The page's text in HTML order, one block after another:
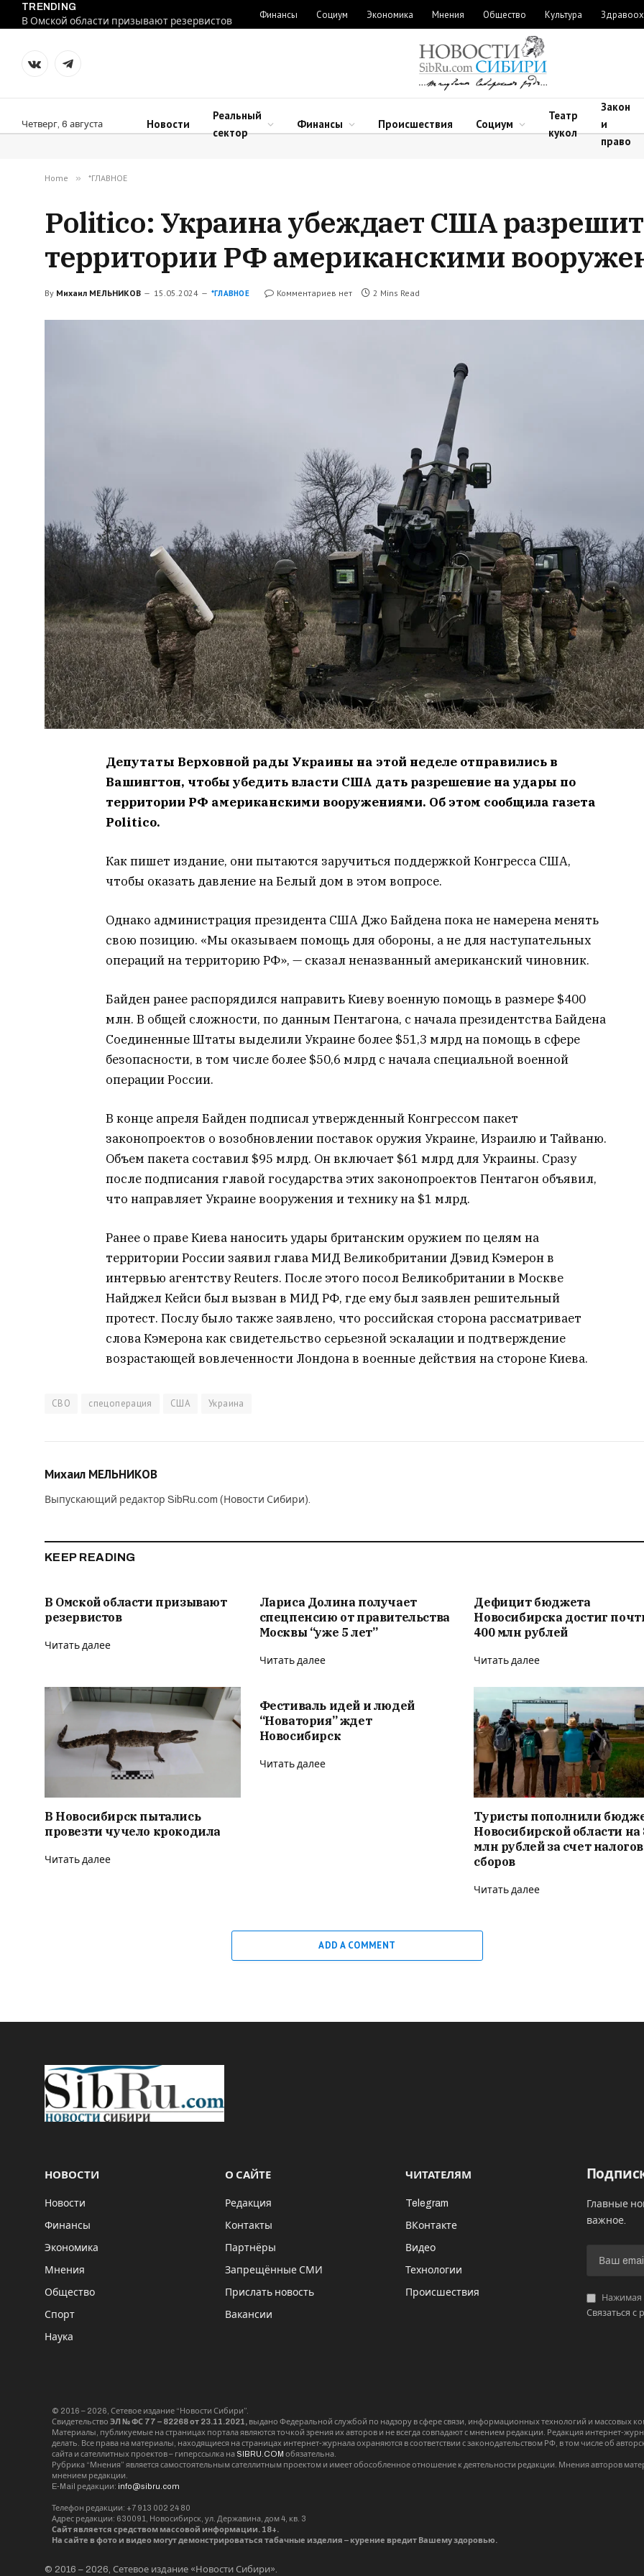
TRENDING
В Омской области призывают резервистов
Финансы Социум Экономика Мнения Общество Культура
VKontakteTelegram
Четверг, 6 августа Новости
Реальный
сектор
Финансы Происшествия Социум
Театр
кукол
Закон
и
право
Home » *ГЛАВНОЕ
Politico: Украина убеждает США
территории РФ американскими
By Михаил МЕЛЬНИКОВ 15.05.2024 *ГЛАВНОЕ Комментариев нет 2 Mins Read
Депутаты Верховной рады Украины на этой неделе отправились в
Вашингтон, чтобы убедить власти США дать разрешение на удары по
территории РФ американскими вооружениями. Об этом сообщила газета
Politico.
Как пишет издание, они пытаются заручиться поддержкой Конгресса США,
чтобы оказать давление на Белый дом в этом вопросе.
Однако администрация президента США Джо Байдена пока не намерена менять
свою позицию. «Мы оказываем помощь для обороны, а не для наступательных
операций на территорию РФ», — сказал неназванный американский чиновник.
Байден ранее распорядился направить Киеву военную помощь в размере $400
млн. В общей сложности, по данным Пентагона, с начала президентства Байдена
Соединенные Штаты выделили Украине более $51,3 млрд на помощь в сфере
безопасности, в том числе более $50,6 млрд с начала специальной военной
операции России.
В конце апреля Байден подписал утвержденный Конгрессом пакет
законопроектов о возобновлении поставок оружия Украине, Израилю и Тайваню.
Объем пакета составил $95 млрд. Он включает $61 млрд для Украины. Сразу
после подписания главой государства этих законопроектов Пентагон объявил,
что направляет Украине вооружения и технику на $1 млрд.
Ранее о праве Киева наносить удары британским оружием по целям на
территории России заявил глава МИД Великобритании Дэвид Кэмерон в
интервью агентству Reuters. После этого посол Великобритании в Москве
Найджел Кейси был вызван в МИД РФ, где ему был заявлен решительный
протест. Послу было также заявлено, что российская сторона рассматривает
слова Кэмерона как свидетельство серьезной эскалации и подтверждение
возрастающей вовлеченности Лондона в военные действия на стороне Киева.
СВО спецоперация США Украина
Михаил МЕЛЬНИКОВ
Выпускающий редактор SibRu.com (Новости Сибири).
KEEP READING
В Омской области призывают
резервистов
Читать далее
Лариса Долина получает
спецпенсию от правительства
Москвы “уже 5 лет”
Читать далее
Дефицит бюджета
Новосибирска достиг
400 млн рублей
Читать далее
В Новосибирск пытались
провезти чучело крокодила
Читать далее
Фестиваль идей и людей
“Новатория” ждет
Новосибирск
Читать далее
Туристы пополнили
Новосибирской области на
млн рублей за счет
сборов
Читать далее
ADD A COMMENT
НОВОСТИ
Новости
Финансы
Экономика
Мнения
Общество
Спорт
Наука
О САЙТЕ
Редакция
Контакты
Партнёры
Запрещённые СМИ
Прислать новость
Вакансии
ЧИТАТЕЛЯМ
Telegram
ВКонтакте
Видео
Технологии
Происшествия
Главные
важное.
Нажимая
Связаться с
© 2016 – 2026, Сетевое издание “Новости Сибири”.
Свидетельство ЭЛ № ФС 77 – 82268 от 23.11.2021, выдано Федеральной службой по надзору в сфере связи, информационных технологий и массовых
Материалы, публикуемые на страницах портала являются точкой зрения их авторов и не всегда совпадают с мнением редакции. Редакция интернет-
делать. Все права на материалы, находящиеся на страницах интернет-журнала охраняются в соответствии с законодательством РФ, в том числе об
сайта и сателлитных проектов – гиперссылка на SIBRU.COM обязательна.
Рубрика “Мнения” является самостоятельным сателлитным проектом и имеет обособленное отношение к деятельности редакции. Мнения авторов
мнением редакции.
E-Mail редакции: info@sibru.com
Телефон редакции: +7 913 002 24 80
Адрес редакции: 630091, Новосибирск, ул. Державина, дом 4, кв. 3
Сайт является средством массовой информации. 18+.
На сайте в фото и видео могут демонстрироваться табачные изделия – курение вредит Вашему здоровью.
© 2016 – 2026, Сетевое издание «Новости Сибири».